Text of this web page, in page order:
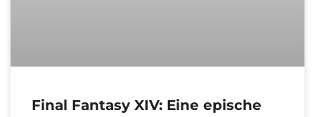
Final Fantasy XIV: Eine epische